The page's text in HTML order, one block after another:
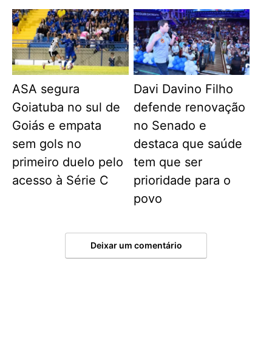
ASA segura
Goiatuba no sul de
Goiás e empata
sem gols no
primeiro duelo pelo
acesso à Série C
Davi Davino Filho
defende renovação
no Senado e
destaca que saúde
tem que ser
prioridade para o
povo
Deixar um comentário